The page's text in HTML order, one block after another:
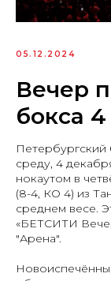
05.12.2024
Вечер
бокса
Петербургский
среду, 4
нокаутом в
(8-4, КО 4) из
среднем весе.
«БЕТСИТИ
"Арена".